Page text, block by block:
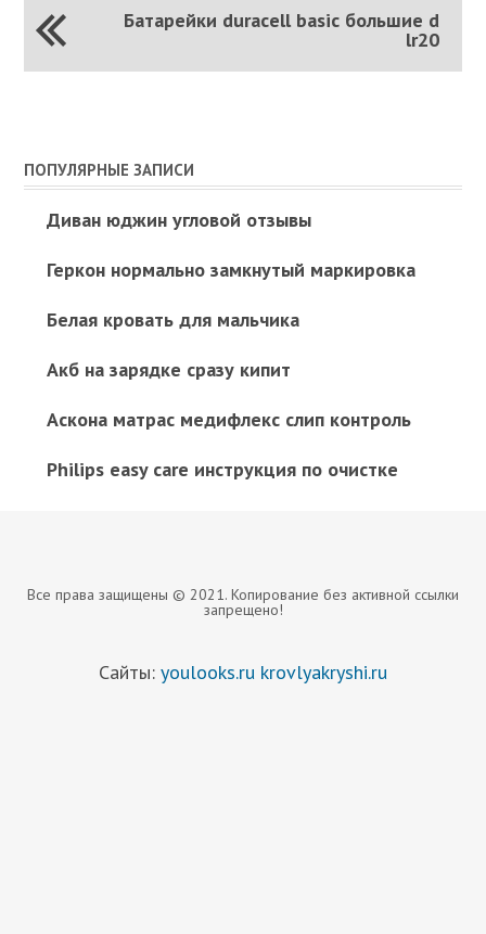
Батарейки duracell basic большие d
lr20
ПОПУЛЯРНЫЕ ЗАПИСИ
Диван юджин угловой отзывы
Геркон нормально замкнутый маркировка
Белая кровать для мальчика
Акб на зарядке сразу кипит
Аскона матрас медифлекс слип контроль
Philips easy care инструкция по очистке
Все права защищены © 2021. Копирование без активной ссылки
запрещено!
Сайты: youlooks.ru krovlyakryshi.ru